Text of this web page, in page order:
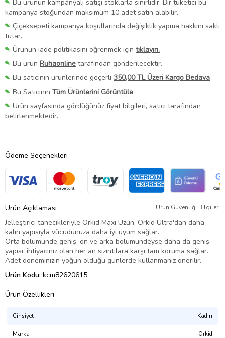
Bu ürünün kampanyalı satışı stoklarla sınırlıdır. Bir tüketici bu
kampanya stoğundan maksimum 10 adet satın alabilir.
Çiçeksepeti kampanya koşullarında değişiklik yapma hakkını saklı
tutar.
Ürünün iade politikasını öğrenmek için tıklayın.
Bu ürün Ruhaonline tarafından gönderilecektir.
Bu satıcının ürünlerinde geçerli 350,00 TL Üzeri Kargo Bedava
Bu Satıcının Tüm Ürünlerini Görüntüle
Ürün sayfasında gördüğünüz fiyat bilgileri, satıcı tarafından
belirlenmektedir.
Ödeme Seçenekleri
Ürün Açıklaması Ürün Güvenliği Bilgileri
Jelleştirici tanecikleriyle Orkid Maxi Uzun, Orkid Ultra'dan daha
kalın yapısıyla vücudunuza daha iyi uyum sağlar.
Orta bölümünde geniş, ön ve arka bölümündeyse daha da geniş
yapısı, ihtiyacınız olan her an sızıntılara karşı tam koruma sağlar.
Adet döneminizin yoğun olduğu günlerde kullanmanız önerilir.
Ürün Kodu: kcm82620615
Ürün Özellikleri
Cinsiyet Kadın
Marka Orkid